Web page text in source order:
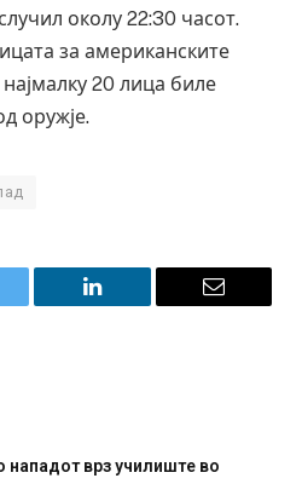
околу 22:30 часот.
за американските
20 лица биле
оружје.
LinkedIn Email
СОЗИС: Украинците повеќе